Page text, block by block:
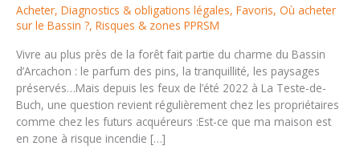
Acheter, Diagnostics & obligations légales, Favoris, Où acheter
sur le Bassin ?, Risques & zones PPRSM
Vivre au plus près de la forêt fait partie du charme du Bassin
d’Arcachon : le parfum des pins, la tranquillité, les paysages
préservés…Mais depuis les feux de l’été 2022 à La Teste-de-
Buch, une question revient régulièrement chez les propriétaires
comme chez les futurs acquéreurs :Est-ce que ma maison est
en zone à risque incendie […]